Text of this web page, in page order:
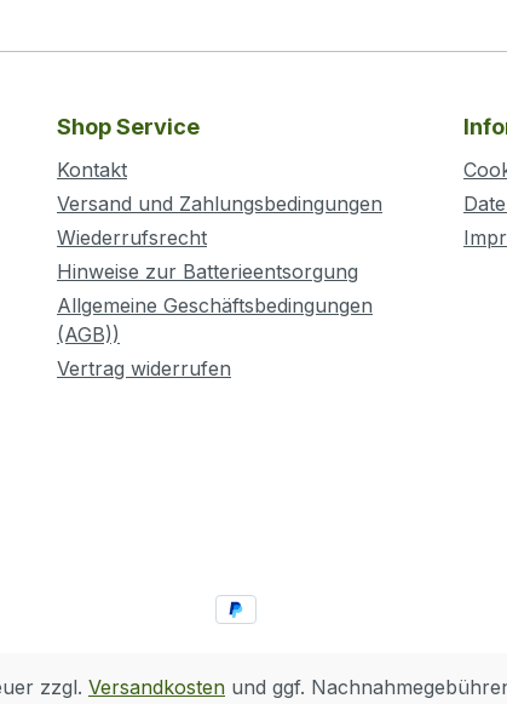
Shop Service
Kontakt
Versand und Zahlungsbedingungen
Wiederrufsrecht
Hinweise zur Batterieentsorgung
Allgemeine Geschäftsbedingungen
(AGB))
Vertrag widerrufen
zzgl. Versandkosten und ggf.